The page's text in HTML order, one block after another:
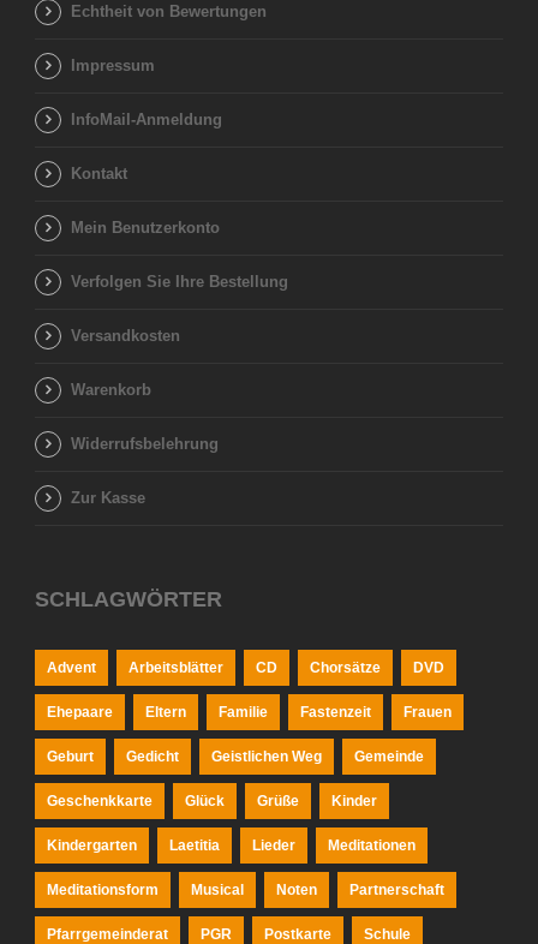
Echtheit von Bewertungen
Impressum
InfoMail-Anmeldung
Kontakt
Mein Benutzerkonto
Verfolgen Sie Ihre Bestellung
Versandkosten
Warenkorb
Widerrufsbelehrung
Zur Kasse
SCHLAGWÖRTER
Advent Arbeitsblätter CD Chorsätze DVD
Ehepaare Eltern Familie Fastenzeit Frauen
Geburt Gedicht Geistlichen Weg Gemeinde
Geschenkkarte Glück Grüße Kinder
Kindergarten Laetitia Lieder Meditationen
Meditationsform Musical Noten Partnerschaft
Pfarrgemeinderat PGR Postkarte Schule